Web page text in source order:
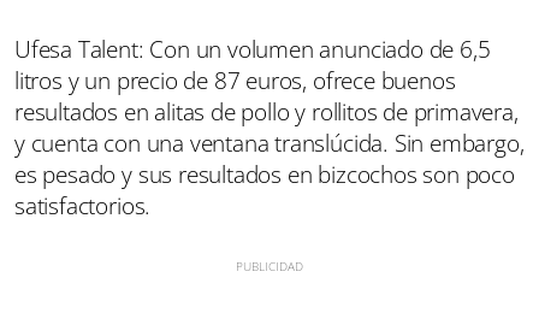
Ufesa Talent: Con un volumen anunciado de 6,5
litros y un precio de 87 euros, ofrece buenos
resultados en alitas de pollo y rollitos de primavera,
y cuenta con una ventana translúcida. Sin embargo,
es pesado y sus resultados en bizcochos son poco
satisfactorios.